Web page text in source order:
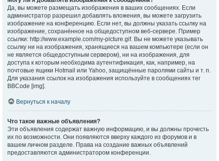
Да, вы можете размещать изображения в ваших сообщениях. Если
администратор разрешил добавлять вложения, вы можете загрузить
изображение на конференцию. Если нет, вы должны указать ссылку на
изображение, сохранённое на общедоступном веб-сервере. Пример
ссылки: http://www.example.com/my-picture.gif. Вы не можете указывать
ссылку ни на изображения, хранящиеся на вашем компьютере (если он
не является общедоступным сервером), ни на изображения, для
доступа к которым необходима аутентификация, как, например, на
почтовые ящики Hotmail или Yahoo, защищённые паролями сайты и т. п.
Для указания ссылок на изображения используйте в сообщениях тег
BBCode [img].
Вернуться к началу
Что такое важные объявления?
Эти объявления содержат важную информацию, и вы должны прочесть
их по возможности. Они появляются вверху каждого из форумов и в
вашем личном разделе. Права на создание важных объявлений
предоставляются администратором конференции.